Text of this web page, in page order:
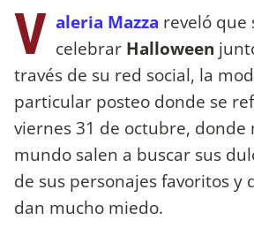
V aleria Mazza reveló que
celebrar Halloween
través de su red social, la
particular posteo donde se
viernes 31 de octubre, donde
mundo salen a buscar sus
de sus personajes favoritos y
dan mucho miedo.